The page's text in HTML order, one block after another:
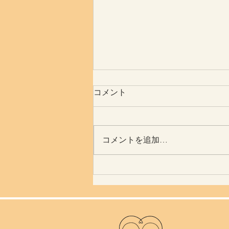
体はすごい
コメント
コメントを追加…